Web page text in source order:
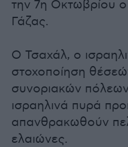
την 7η Οκτωβρίου
Γάζας.
Ο Τσαχάλ, ο
στοχοποίηση
συνοριακών
ισραηλινά πυρά
απανθρακωθούν
ελαιώνες.